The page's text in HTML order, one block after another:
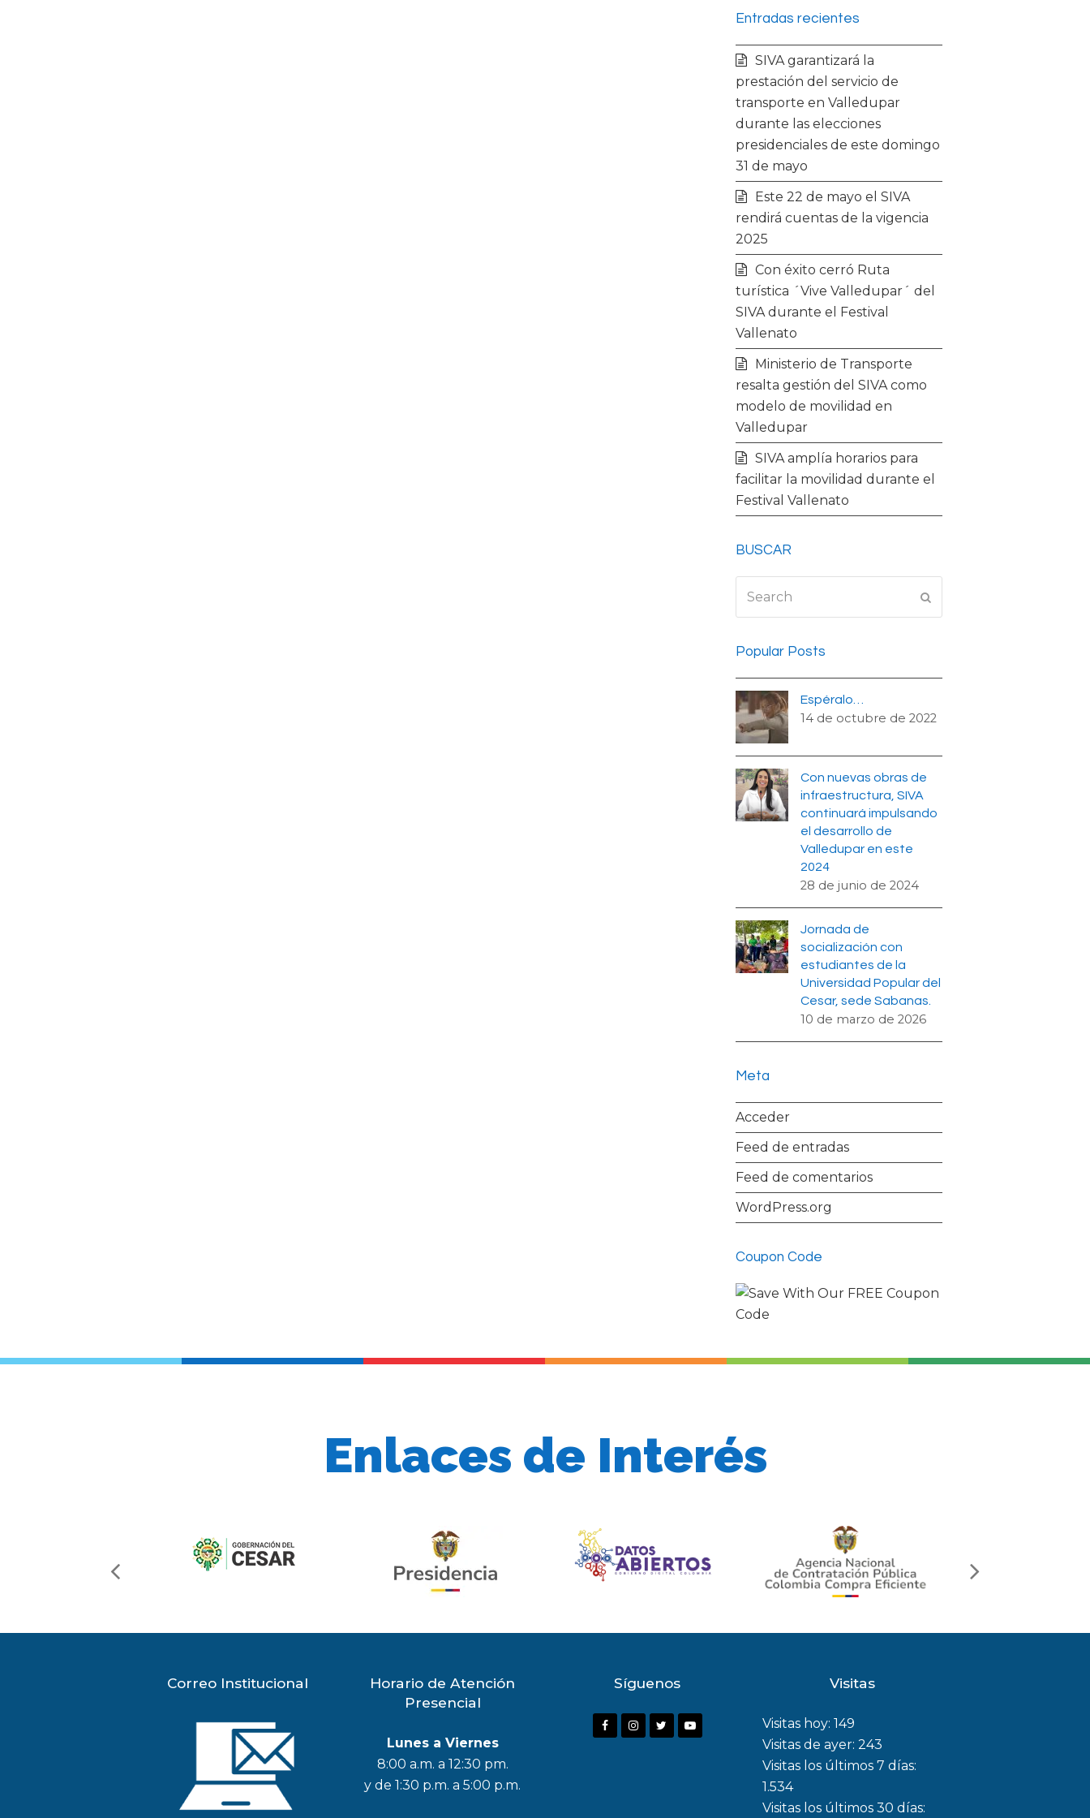
i
t
t
e
r
c
e
b
o
o
s
t
a
g
r
m
u
b
Entradas recientes
SIVA garantizará la
prestación del servicio de
transporte en Valledupar
durante las elecciones
presidenciales de este domingo
31 de mayo
Este 22 de mayo el SIVA
rendirá cuentas de la vigencia
2025
Con éxito cerró Ruta
turística ´Vive Valledupar´ del
SIVA durante el Festival
Vallenato
Ministerio de Transporte
resalta gestión del SIVA como
modelo de movilidad en
Valledupar
SIVA amplía horarios para
facilitar la movilidad durante el
Festival Vallenato
BUSCAR
Popular Posts
Espéralo…
14 de octubre de 2022
Con nuevas obras de
infraestructura, SIVA
continuará impulsando
el desarrollo de
Valledupar en este
2024
28 de junio de 2024
Jornada de
socialización con
estudiantes de la
Universidad Popular del
Cesar, sede Sabanas.
10 de marzo de 2026
Meta
Acceder
Feed de entradas
Feed de comentarios
WordPress.org
Coupon Code
Enlaces de Interés
previous
Correo Institucional
Horario de Atención
Presencial
Lunes a Viernes
8:00 a.m. a 12:30 pm.
y de 1:30 p.m. a 5:00 p.m.
Síguenos
F
I
Y
Visitas
Visitas hoy: 149
Visitas de ayer: 243
Visitas los últimos 7 días:
1.534
Visitas los últimos 30 días: